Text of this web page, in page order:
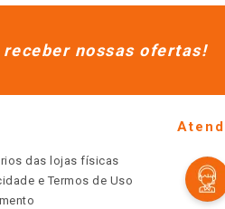
nossas ofertas!
das lojas físicas
e Termos de Uso